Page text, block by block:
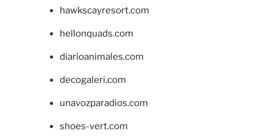
hawkscayresort.com
hellonquads.com
diarioanimales.com
decogaleri.com
unavozparadios.com
shoes-vert.com